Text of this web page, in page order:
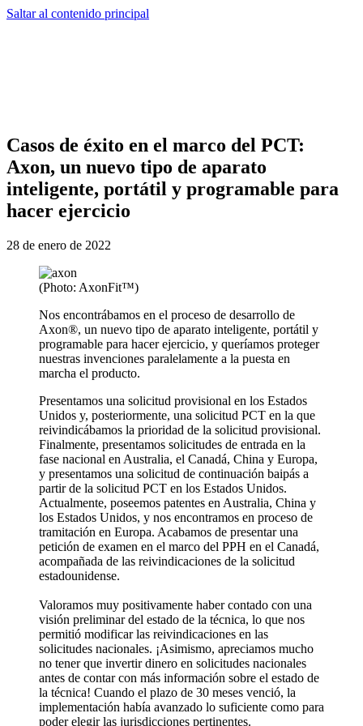
Saltar al contenido principal
Casos de éxito en el marco del PCT:
Axon, un nuevo tipo de aparato
inteligente, portátil y programable para
hacer ejercicio
28 de enero de 2022
(Photo: AxonFit™)
Nos encontrábamos en el proceso de desarrollo de
Axon®, un nuevo tipo de aparato inteligente, portátil y
programable para hacer ejercicio, y queríamos proteger
nuestras invenciones paralelamente a la puesta en
marcha el producto.
Presentamos una solicitud provisional en los Estados
Unidos y, posteriormente, una solicitud PCT en la que
reivindicábamos la prioridad de la solicitud provisional.
Finalmente, presentamos solicitudes de entrada en la
fase nacional en Australia, el Canadá, China y Europa,
y presentamos una solicitud de continuación baipás a
partir de la solicitud PCT en los Estados Unidos.
Actualmente, poseemos patentes en Australia, China y
los Estados Unidos, y nos encontramos en proceso de
tramitación en Europa. Acabamos de presentar una
petición de examen en el marco del PPH en el Canadá,
acompañada de las reivindicaciones de la solicitud
estadounidense.
Valoramos muy positivamente haber contado con una
visión preliminar del estado de la técnica, lo que nos
permitió modificar las reivindicaciones en las
solicitudes nacionales. ¡Asimismo, apreciamos mucho
no tener que invertir dinero en solicitudes nacionales
antes de contar con más información sobre el estado de
la técnica! Cuando el plazo de 30 meses venció, la
implementación había avanzado lo suficiente como para
poder elegir las jurisdicciones pertinentes.